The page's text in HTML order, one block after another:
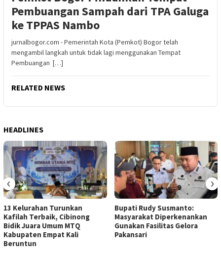
Pembuangan Sampah dari TPA Galuga
ke TPPAS Nambo
jurnalbogor.com - Pemerintah Kota (Pemkot) Bogor telah
mengambil langkah untuk tidak lagi menggunakan Tempat
Pembuangan […]
RELATED NEWS
HEADLINES
13 Kelurahan Turunkan
Kafilah Terbaik, Cibinong
Bidik Juara Umum MTQ
Kabupaten Empat Kali
Beruntun
Bupati Rudy Susmanto:
Masyarakat Diperkenankan
Gunakan Fasilitas Gelora
Pakansari
‹ ›